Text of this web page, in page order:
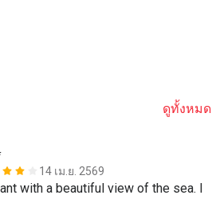
ดูทั้งหมด
14 เม.ย. 2569
with a beautiful view of the sea. I